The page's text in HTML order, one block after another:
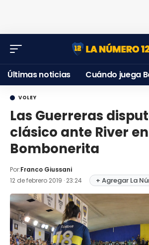
Últimas noticias Cuándo juega
VOLEY
Las Guerreras
clásico ante River
Bombonerita
Por:Franco Giussani
12 de febrero 2019 · 23:24
+ Agregar La